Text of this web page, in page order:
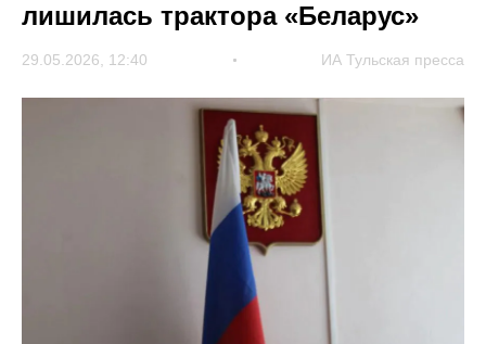
лишилась трактора «Беларус»
29.05.2026, 12:40 ИА Тульская пресса